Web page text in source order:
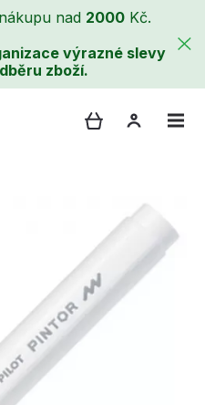
nad 2000 Kč.
výrazné slevy
zboží.